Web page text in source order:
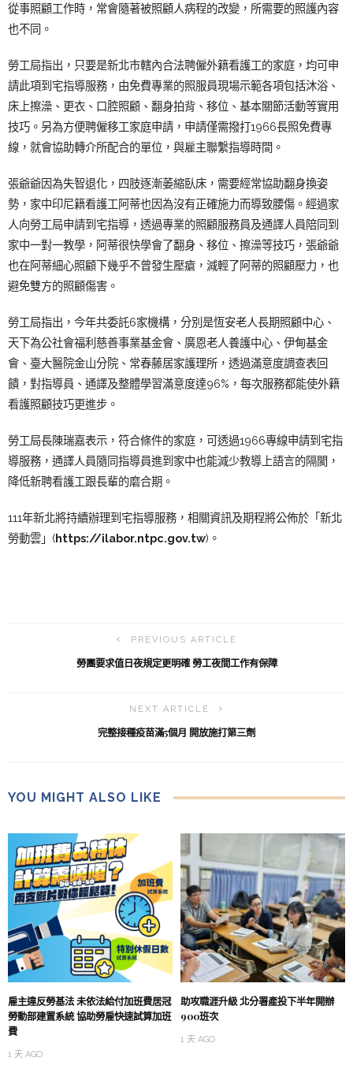
從事照顧工作時，常會隨著被照顧人病程的改變，所需要的照護內容
也不同。
勞工局指出，只要是新北市轄內合法聘僱外籍看護工的家庭，均可申
請此項到宅指導服務，由免費專業的照服員現場示範各項包括沐浴、
床上擦澡、更衣、口腔照顧、翻身拍背、移位、基本關節活動等實用
技巧。另為方便聘僱移工家庭申請，申請僅需撥打1966長照免費專
線，就會協助轉介所配合的單位，與雇主聯繫指導時間。
張爺爺因為失智退化，四肢逐漸萎縮臥床，需要經常協助翻身換姿
勢，家中印尼籍看護工阿蒂也因為沒有正確施力而導致腰傷。經過家
人向勞工局申請到宅指導，透過專業的照顧服務員及通譯人員陪同到
家中一對一教學，阿蒂很快學會了翻身、移位、擦澡等技巧，張爺爺
也在阿蒂細心照顧下幾乎不曾發生壓瘡，減輕了阿蒂的照顧壓力，也
避免雙方的照顧傷害。
勞工局指出，今年共委託6家機構，分別是恆安老人長期照顧中心、
天下為公社會福利慈善事業基金會、廣恩老人養護中心、伊甸基金
會、臺大醫院金山分院、常春藤居家護理所，透過滿意度調查表回
饋，對指導員、通譯及整體學習滿意度達96%，每次服務都能使外籍
看護照顧技巧更進步。
勞工局長陳瑞嘉表示，符合條件的家庭，可透過1966專線申請到宅指
導服務，通譯人員隨同指導員進到家中也能減少教導上語言的隔閡，
降低新聘看護工跟長輩的磨合期。
111年新北將持續辦理到宅指導服務，相關資訊及期程將公佈於「新北
勞動雲」(https://ilabor.ntpc.gov.tw)。
PREVIOUS ARTICLE
勞團要求值日夜規定更明確 勞工夜間工作有保障
NEXT ARTICLE
完整接種疫苗滿5個月 開放施打第三劑
YOU MIGHT ALSO LIKE
雇主違反勞基法 未依法給付加班費居冠
勞動部建置系統 協助勞雇快速試算加班
費
1 天 AGO
助攻職涯升級 北分署產投下半年開辦
900班次
1 天 AGO